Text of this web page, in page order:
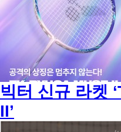
빅터 신규 라켓
II’